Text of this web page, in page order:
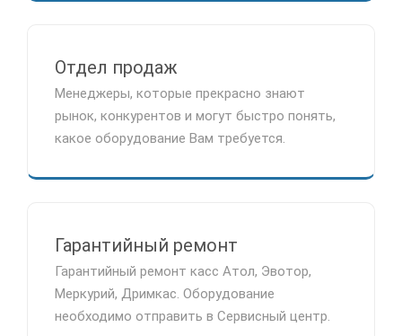
Отдел продаж
Менеджеры, которые прекрасно знают
рынок, конкурентов и могут быстро понять,
какое оборудование Вам требуется.
Гарантийный ремонт
Гарантийный ремонт касс Атол, Эвотор,
Меркурий, Дримкас. Оборудование
необходимо отправить в Сервисный центр.